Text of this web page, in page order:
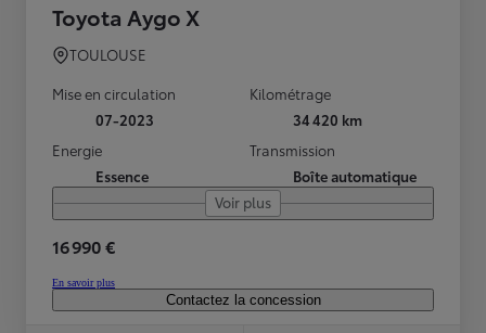
Toyota Aygo X
TOULOUSE
Mise en circulation
07-2023
Kilométrage
34 420 km
Energie
Essence
Transmission
Boîte automatique
Voir plus
16 990 €
En savoir plus
Contactez la concession